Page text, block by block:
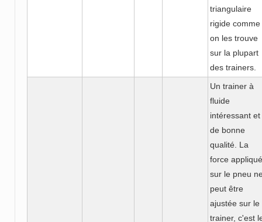
triangulaire
rigide comme
on les trouve
sur la plupart
des trainers.
Un trainer à
fluide
intéressant et
de bonne
qualité. La
force
sur le pneu
peut être
ajustée sur le
trainer, c'est